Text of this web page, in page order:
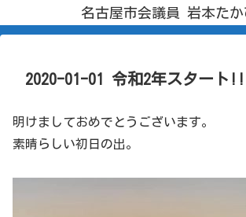
名古屋市会議員 岩本たか
2020-01-01 令和2年スタート!!
明けましておめでとうございます。
素晴らしい初日の出。